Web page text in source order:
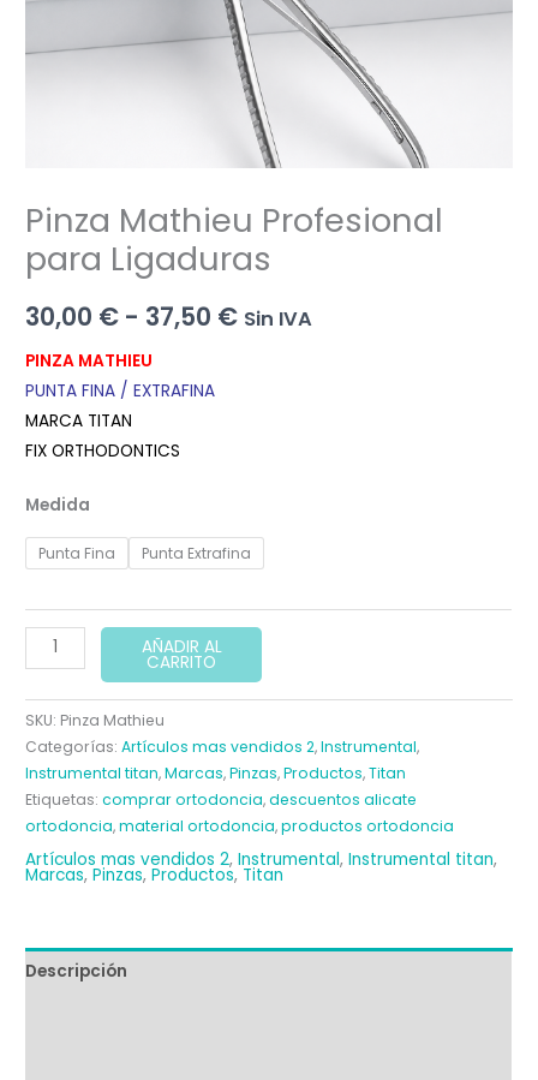
Pinza Mathieu Profesional
para Ligaduras
30,00 € - 37,50 €Rango
hasta
Sin IVA
PINZA MATHIEU
PUNTA FINA / EXTRAFINA
MARCA TITAN
FIX ORTHODONTICS
Medida
Punta Fina Punta Extrafina
Pinza
Mathieu
Profesional
para
Ligaduras
cantidad
AÑADIR AL
CARRITO
SKU: Pinza Mathieu
Categorías:Artículos mas vendidos 2,Instrumental,
Instrumental titan,Marcas,Pinzas,Productos,Titan
Etiquetas:comprar ortodoncia,descuentos alicate
ortodoncia,material ortodoncia,productos ortodoncia
Artículos mas vendidos 2,Instrumental,Instrumental titan,
Marcas,Pinzas,Productos, Titan
Descripción